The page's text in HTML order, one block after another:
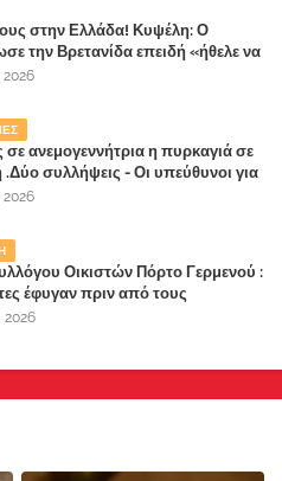
στην Ελλάδα! Κυψέλη: Ο
την Βρετανίδα επειδή «ήθελε να
του χριστιανή»
2026
ανεμογεννήτρια η πυρκαγιά σε
.Δύο συλλήψεις - Οι υπεύθυνοι για
της κατάσβεσης θα
2026
Οικιστών Πόρτο Γερμενού :
έφυγαν πριν από τους
2026